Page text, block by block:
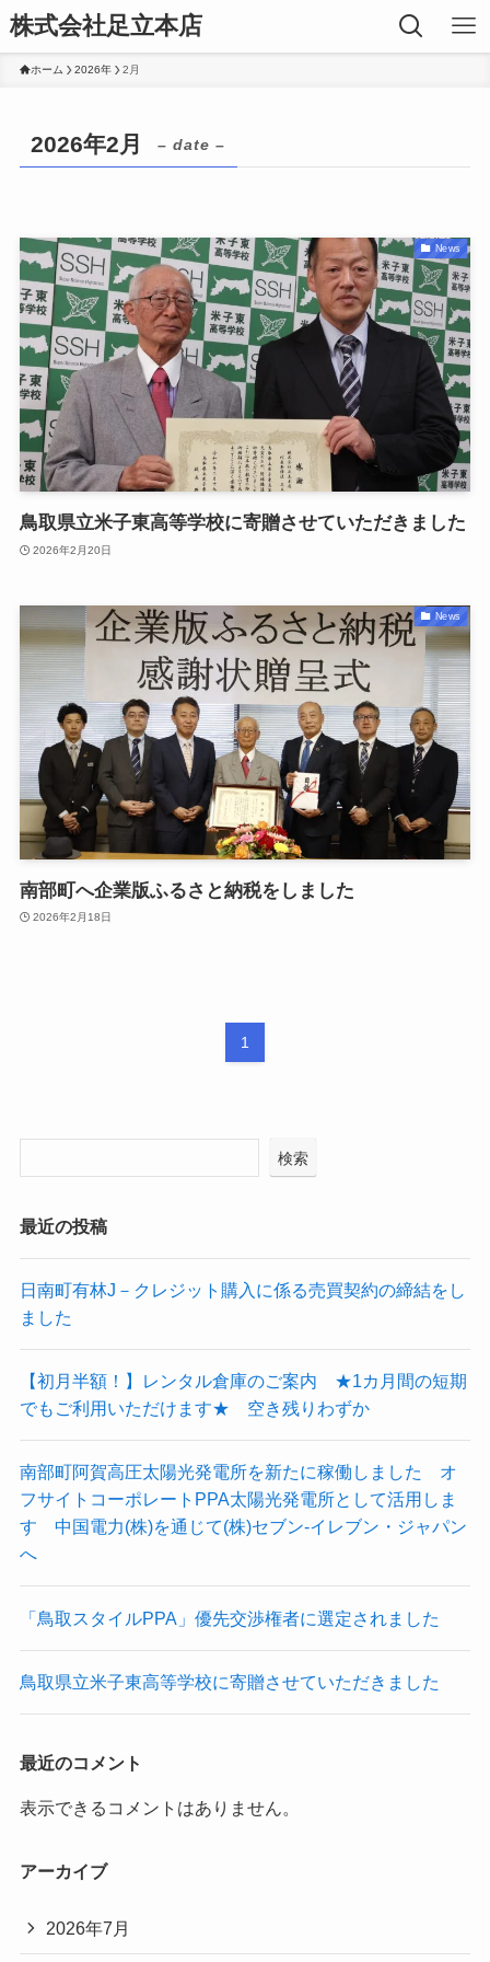
株式会社足立本店
ホーム 2026年 2月
2026年2月 – date –
News
鳥取県立米子東高等学校に寄贈させていただきました
2026年2月20日
News
南部町へ企業版ふるさと納税をしました
2026年2月18日
1
検索
最近の投稿
日南町有林J－クレジット購入に係る売買契約の締結をし
ました
【初月半額！】レンタル倉庫のご案内 ★1カ月間の短期
でもご利用いただけます★ 空き残りわずか
南部町阿賀高圧太陽光発電所を新たに稼働しました オ
フサイトコーポレートPPA太陽光発電所として活用しま
す 中国電力(株)を通じて(株)セブン-イレブン・ジャパン
へ
「鳥取スタイルPPA」優先交渉権者に選定されました
鳥取県立米子東高等学校に寄贈させていただきました
最近のコメント
表示できるコメントはありません。
アーカイブ
2026年7月